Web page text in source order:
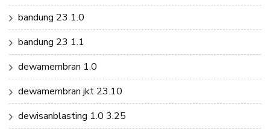
bandung 23 1.0
bandung 23 1.1
dewamembran 1.0
dewamembran jkt 23.10
dewisanblasting 1.0 3.25